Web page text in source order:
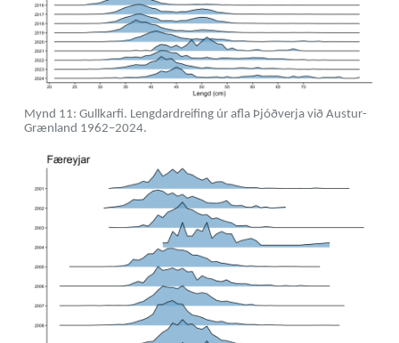
Mynd 11: Gullkarfi. Lengdardreifing úr afla Þjóðverja við Austur-
Grænland 1962–2024.